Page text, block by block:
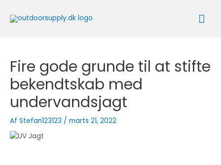
indholdet
Fire gode grunde til at stifte
bekendtskab med
undervandsjagt
Af Stefan123123 / marts 21, 2022